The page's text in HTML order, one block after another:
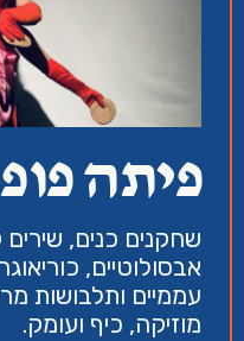
פיתה פופ
שחקנים כנים, שירים
אבסולוטיים,
עממיים ותלבושות
מוזיקה, כיף ועומק.